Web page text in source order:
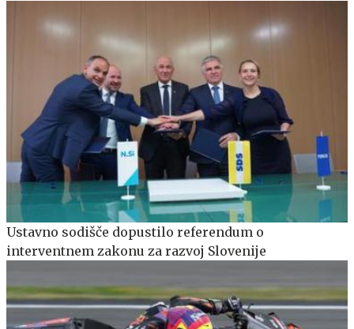
Ustavno sodišče dopustilo referendum o
interventnem zakonu za razvoj Slovenije